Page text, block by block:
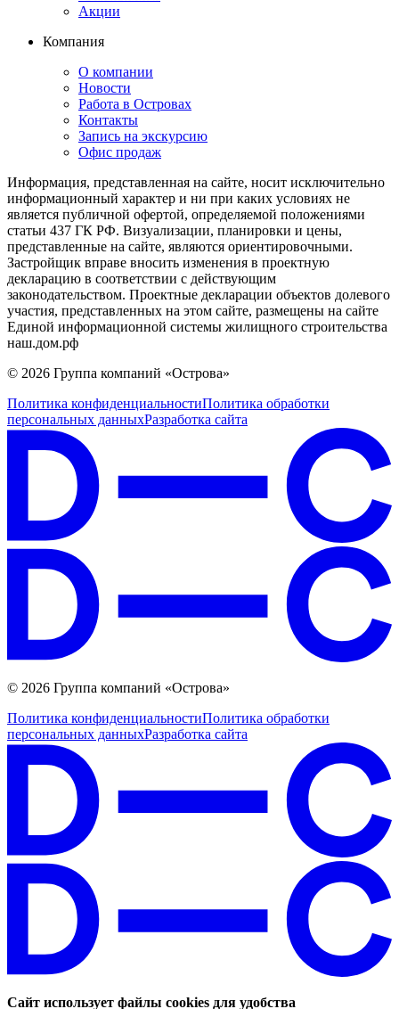
Акции
Компания
О компании
Новости
Работа в Островах
Контакты
Запись на экскурсию
Офис продаж
Информация, представленная на сайте, носит исключительно
информационный характер и ни при каких условиях не
является публичной офертой, определяемой положениями
статьи 437 ГК РФ. Визуализации, планировки и цены,
представленные на сайте, являются ориентировочными.
Застройщик вправе вносить изменения в проектную
декларацию в соответствии с действующим
законодательством. Проектные декларации объектов долевого
участия, представленных на этом сайте, размещены на сайте
Единой информационной системы жилищного строительства
наш.дом.рф
© 2026 Группа компаний «Острова»
Политика конфиденциальностиПолитика обработки
персональных данныхРазработка сайта
© 2026 Группа компаний «Острова»
Политика конфиденциальностиПолитика обработки
персональных данныхРазработка сайта
Сайт использует файлы cookies для удобства